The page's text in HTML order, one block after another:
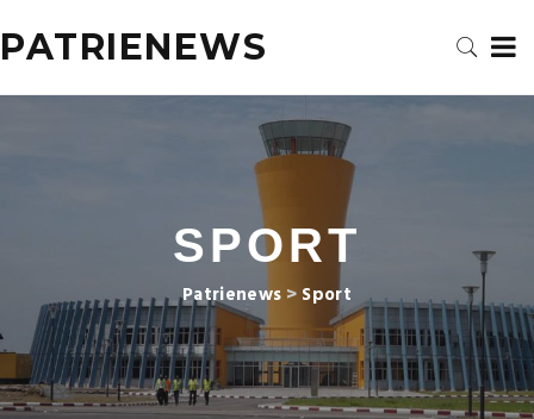
PATRIENEWS
SPORT
Patrienews > Sport